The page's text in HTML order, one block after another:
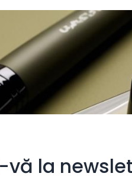
la